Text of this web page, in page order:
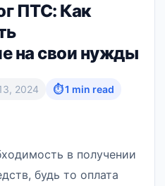
ПТС: Как
на свои нужды
2024 ⏱ 1 min read
в получении
будь то оплата